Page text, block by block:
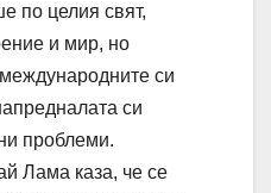
по целия свят,
и мир, но
си
си
проблеми.
Лама каза, че се